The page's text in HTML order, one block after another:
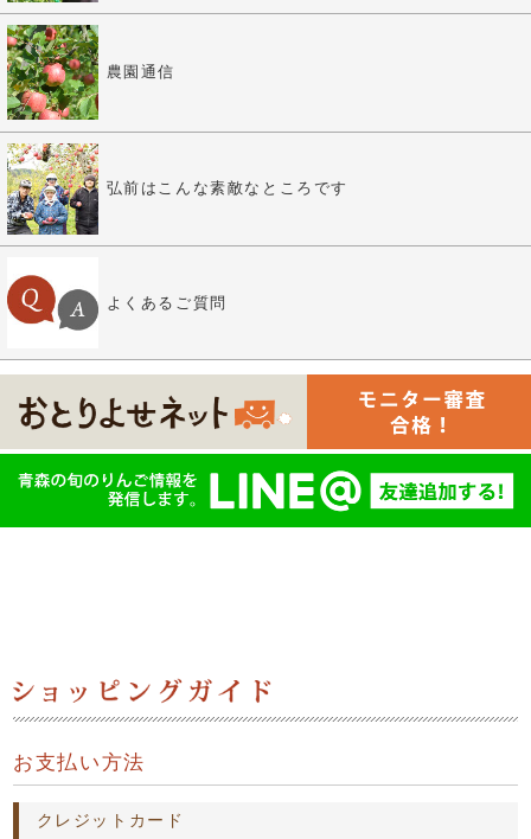
農園通信
弘前はこんな素敵なところです
よくあるご質問
お支払い方法
クレジットカード